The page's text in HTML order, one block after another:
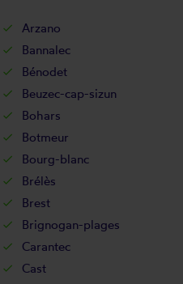
Arzano
Bannalec
Bénodet
Beuzec-cap-sizun
Bohars
Botmeur
Bourg-blanc
Brélès
Brest
Brignogan-plages
Carantec
Cast